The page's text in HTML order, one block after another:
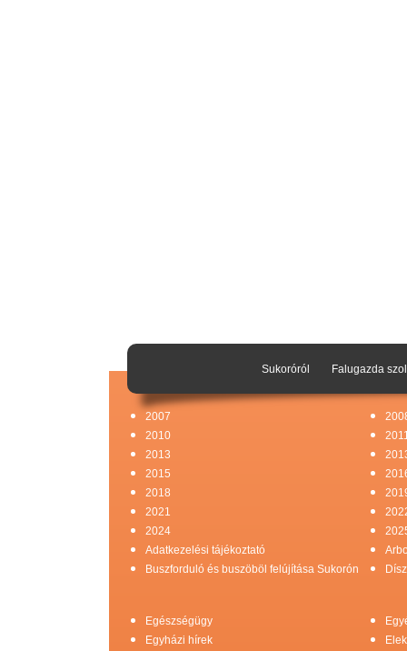
2007
2010
2013
2015
2018
2021
2024
Adatkezelési tájékoztató
Buszforduló és buszöböl felújítása Sukorón
Egészségügy
Egyházi hírek
Sukoróról Falugazda